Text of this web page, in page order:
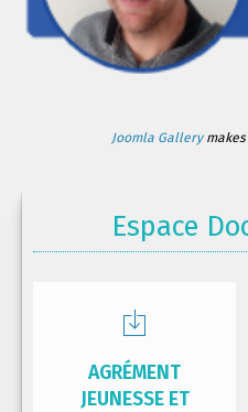
Joomla Gallerymakes
Espace
AGRÉMENT
JEUNESSE ET